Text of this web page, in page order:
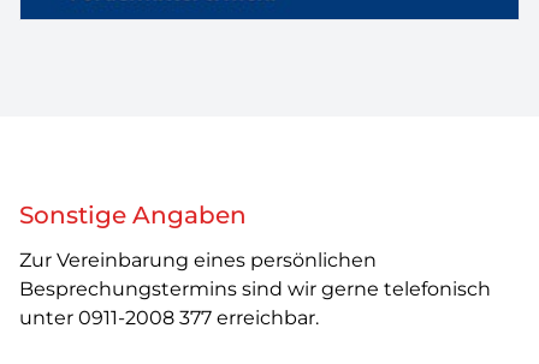
Sonstige Angaben
Zur Vereinbarung eines persönlichen
Besprechungstermins sind wir gerne telefonisch
unter 0911-2008 377 erreichbar.